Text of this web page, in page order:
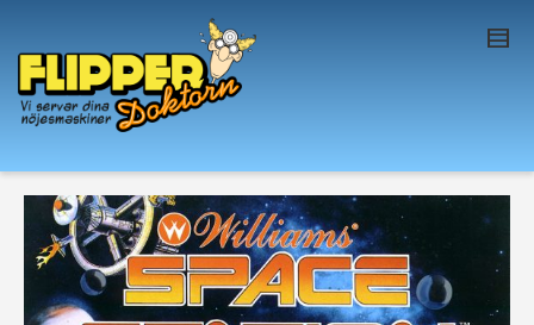
product
. Show
me thecolour